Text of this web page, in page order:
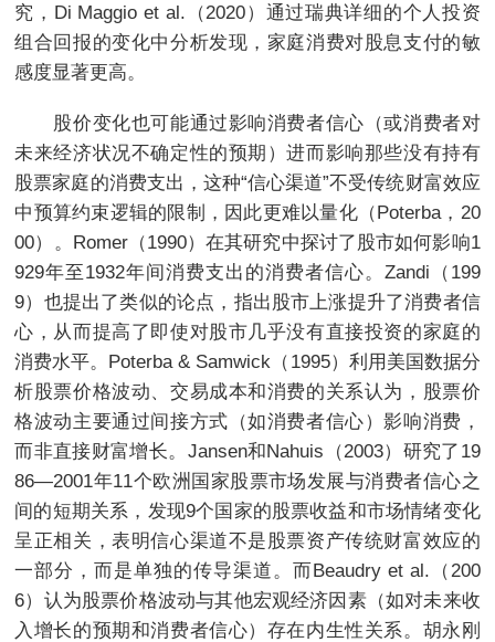
究，Di Maggio et al.（2020）通过瑞典详细的个人投资
组合回报的变化中分析发现，家庭消费对股息支付的敏
感度显著更高。
股价变化也可能通过影响消费者信心（或消费者对
未来经济状况不确定性的预期）进而影响那些没有持有
股票家庭的消费支出，这种“信心渠道”不受传统财富效应
中预算约束逻辑的限制，因此更难以量化（Poterba，20
00）。Romer（1990）在其研究中探讨了股市如何影响1
929年至1932年间消费支出的消费者信心。Zandi（199
9）也提出了类似的论点，指出股市上涨提升了消费者信
心，从而提高了即使对股市几乎没有直接投资的家庭的
消费水平。Poterba & Samwick（1995）利用美国数据分
析股票价格波动、交易成本和消费的关系认为，股票价
格波动主要通过间接方式（如消费者信心）影响消费，
而非直接财富增长。Jansen和Nahuis（2003）研究了19
86—2001年11个欧洲国家股票市场发展与消费者信心之
间的短期关系，发现9个国家的股票收益和市场情绪变化
呈正相关，表明信心渠道不是股票资产传统财富效应的
一部分，而是单独的传导渠道。而Beaudry et al.（200
6）认为股票价格波动与其他宏观经济因素（如对未来收
入增长的预期和消费者信心）存在内生性关系。胡永刚